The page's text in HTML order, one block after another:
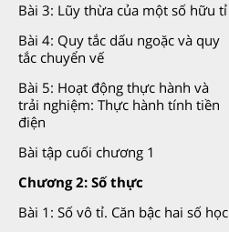
Bài 3: Lũy thừa của một số hữu tỉ
Bài 4: Quy tắc dấu ngoặc và quy
tắc chuyển vế
Bài 5: Hoạt động thực hành và
trải nghiệm: Thực hành tính tiền
điện
Bài tập cuối chương 1
Chương 2: Số thực
Bài 1: Số vô tỉ. Căn bậc hai số học